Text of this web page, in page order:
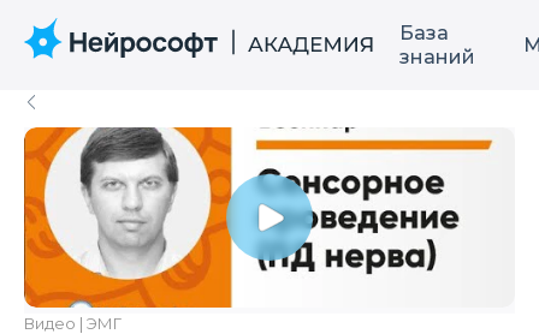
База
знаний
Видео | ЭМГ